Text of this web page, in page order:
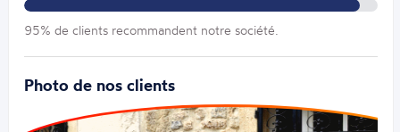
95% de clients recommandent notre société.
Photo de nos clients